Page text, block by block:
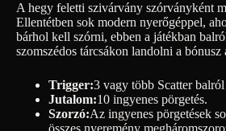
A hegy feletti szivárvány szórványként
Ellentétben sok modern nyerőgéppel,
bárhol kell szórni, ebben a játékban
szomszédos tárcsákon landolni a bónusz
Trigger:3 vagy több Scatter
Jutalom:10 ingyenes pörgetés.
Szorzó:Az ingyenes pörgetések